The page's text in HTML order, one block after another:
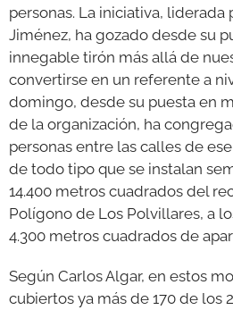
personas. La iniciativa, liderada
Jiménez, ha gozado desde su
innegable tirón más allá de
convertirse en un referente a
domingo, desde su puesta en
de la organización, ha
personas entre las calles de
de todo tipo que se instalan
14.400 metros cuadrados del
Polígono de Los Polvillares, a
4.300 metros cuadrados de
Según Carlos Algar, en estos
cubiertos ya más de 170 de los